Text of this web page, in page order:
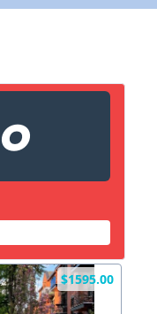
$1595.00